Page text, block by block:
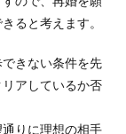
ると考えます。
きない条件を先
アしているか否
りに理想の相手